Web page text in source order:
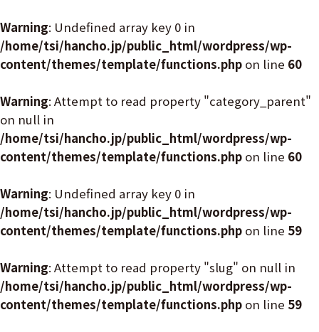
Warning: Undefined array key 0 in
/home/tsi/hancho.jp/public_html/wordpress/wp-
content/themes/template/functions.php on line 60
Warning: Attempt to read property "category_parent"
on null in
/home/tsi/hancho.jp/public_html/wordpress/wp-
content/themes/template/functions.php on line 60
Warning: Undefined array key 0 in
/home/tsi/hancho.jp/public_html/wordpress/wp-
content/themes/template/functions.php on line 59
Warning: Attempt to read property "slug" on null in
/home/tsi/hancho.jp/public_html/wordpress/wp-
content/themes/template/functions.php on line 59